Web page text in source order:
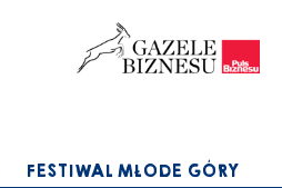
FESTIWAL MŁODE GÓRY